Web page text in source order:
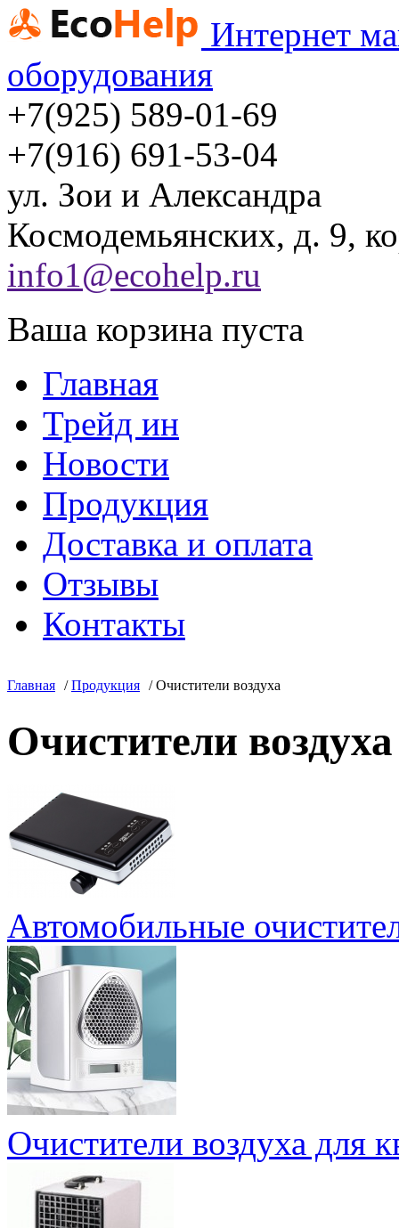
Интернет
оборудования
+7(925) 589-01-69
+7(916) 691-53-04
ул. Зои и Александра
Космодемьянских, д. 9,
info1@ecohelp.ru
Ваша корзина пуста
Главная
Трейд ин
Новости
Продукция
Доставка и оплата
Отзывы
Контакты
Главная /Продукция /Очистители воздуха
Очистители воздуха
Автомобильные
Очистители воздуха для